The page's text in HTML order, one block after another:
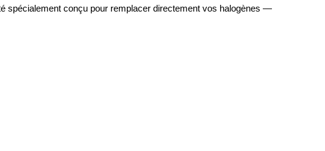
spécialement conçu pour remplacer directement vos halogènes —